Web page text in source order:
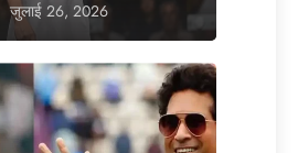
जुलाई 26, 2026